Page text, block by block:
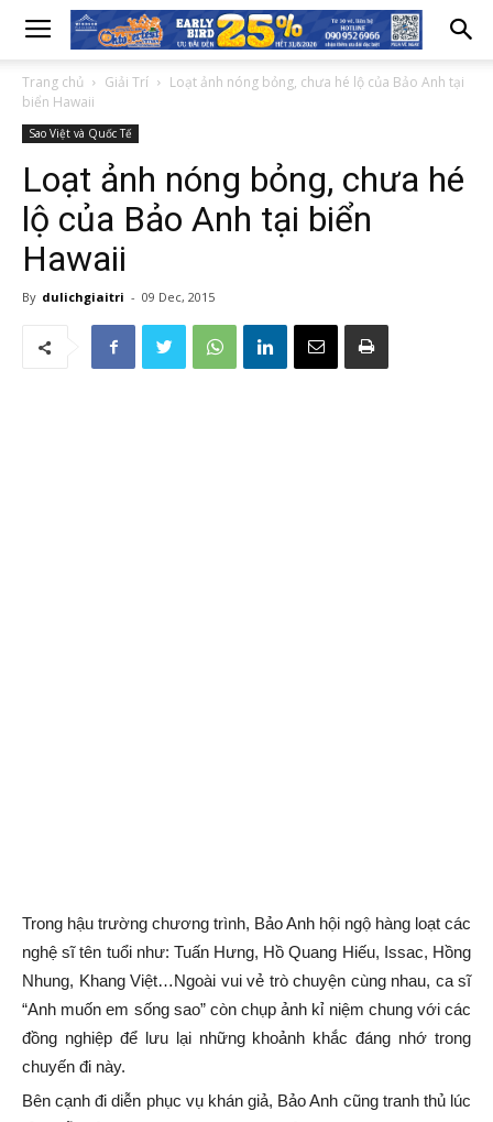
Trang chủ Giải Trí
Loạt ảnh nóng bỏng, chưa hé lộ của Bảo Anh tại
biển Hawaii
Sao Việt và Quốc Tế
Loạt ảnh nóng bỏng, chưa hé
lộ của Bảo Anh tại biển
Hawaii
By dulichgiaitri - 09 Dec, 2015
Trong hậu trường chương trình, Bảo Anh hội ngộ hàng loạt các
nghệ sĩ tên tuổi như: Tuấn Hưng, Hồ Quang Hiếu, Issac, Hồng
Nhung, Khang Việt…Ngoài vui vẻ trò chuyện cùng nhau, ca sĩ
“Anh muốn em sống sao” còn chụp ảnh kỉ niệm chung với các
đồng nghiệp để lưu lại những khoảnh khắc đáng nhớ trong
chuyến đi này.
Bên cạnh đi diễn phục vụ khán giả, Bảo Anh cũng tranh thủ lúc